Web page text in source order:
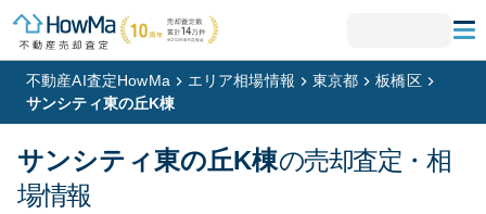
不動産AI査定HowMa エリア相場情報 東京都
板橋区
サンシティ東の丘K棟
サンシティ東の丘K棟の売却査定・相
場情報